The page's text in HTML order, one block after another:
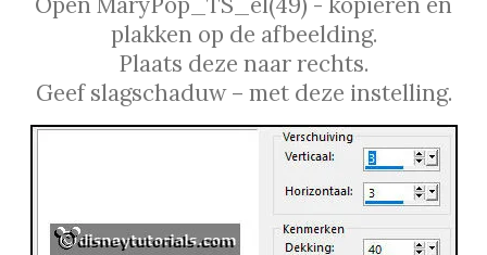
plakken op de afbeelding.
Plaats deze naar rechts.
Geef slagschaduw – met deze instelling.